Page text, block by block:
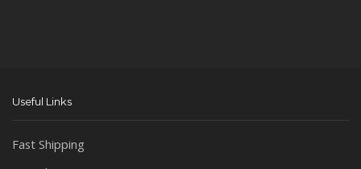
Useful Links
Fast Shipping